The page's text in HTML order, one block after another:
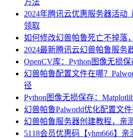
2024年腾讯云优惠服务器活动
领取
如何修改幻兽帕鲁死亡不掉落
2024最新腾讯云幻兽帕鲁服务
OpenCV库：Python图像无损保
幻兽帕鲁配置文件在哪？
径
Python图像无损保存：
幻兽帕鲁Palworld优化配置文件
幻兽帕鲁服务器创建教程，亲
5118会员优惠码【yhm666】亲